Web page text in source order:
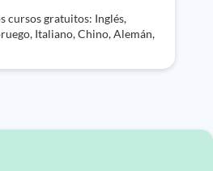
cursos gratuitos: Inglés,
Italiano, Chino, Alemán,